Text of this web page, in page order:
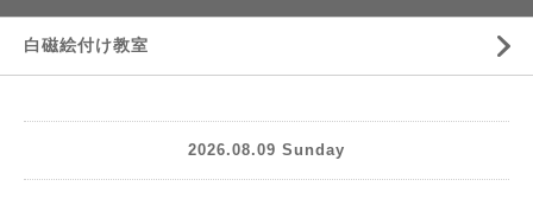
白磁絵付け教室
2026.08.09 Sunday